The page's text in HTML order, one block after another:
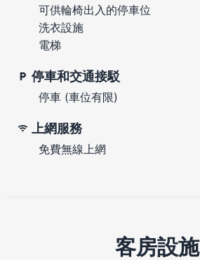
可供輪椅出入的停車位
洗衣設施
電梯
停車和交通接駁
停車 (車位有限)
上網服務
免費無線上網
客房設施